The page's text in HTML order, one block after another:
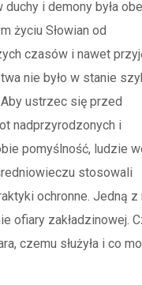
duchy i demony była
życiu Słowian od
czasów i nawet
nie było w stanie
ustrzec się przed
nadprzyrodzonych i
pomyślność, ludzie
stosowali
ochronne. Jedną z
ofiary zakładzinowej.
czemu służyła i co